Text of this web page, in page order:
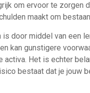
om ervoor te zorgen
maakt om
door middel van een
kan gunstigere
Het is echter
bestaat dat je jouw